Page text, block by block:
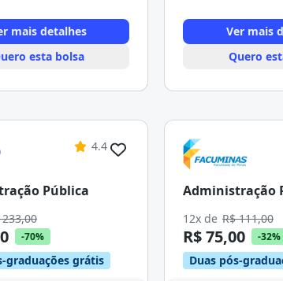
mais detalhes
esta bolsa
Ver mais
Quero
4.4
Pública
233,00
-70%
graduações grátis
Administração
12x de R$ 111,00
R$ 75,00 -32%
Duas pós-